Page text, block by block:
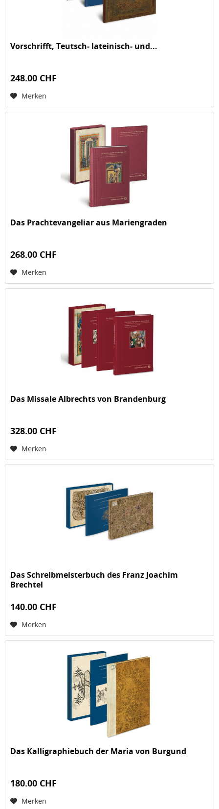
Vorschrifft, Teutsch- lateinisch- und...
248.00 CHF
Merken
Das Prachtevangeliar aus Mariengraden
268.00 CHF
Merken
Das Missale Albrechts von Brandenburg
328.00 CHF
Merken
Das Schreibmeisterbuch des Franz Joachim
Brechtel
140.00 CHF
Merken
Das Kalligraphiebuch der Maria von Burgund
180.00 CHF
Merken